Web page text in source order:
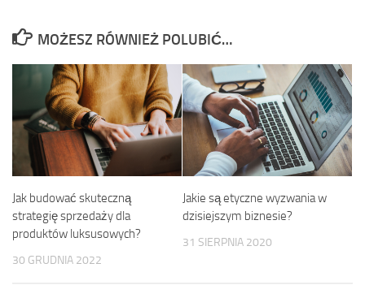
MOŻESZ RÓWNIEŻ POLUBIĆ…
Jak budować skuteczną
strategię sprzedaży dla
produktów luksusowych?
30 GRUDNIA 2022
Jakie są etyczne wyzwania w
dzisiejszym biznesie?
31 SIERPNIA 2020